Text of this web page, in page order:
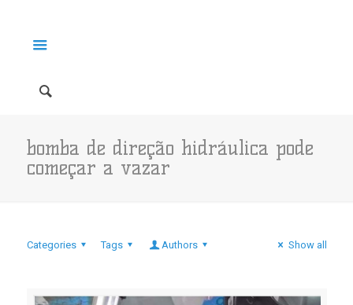
bomba de direção hidráulica pode
começar a vazar
Categories Tags Authors Show all